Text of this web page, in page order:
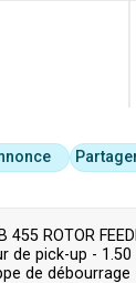
455 ROTOR
de pick-up -
de